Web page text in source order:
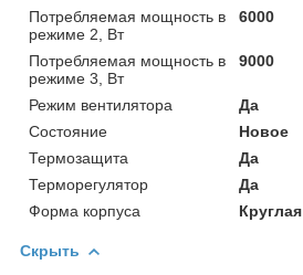
Потребляемая мощность в
режиме 2, Вт
6000
Потребляемая мощность в
режиме 3, Вт
9000
Режим вентилятора
Да
Состояние
Новое
Термозащита
Да
Терморегулятор
Да
Форма корпуса
Круглая
Скрыть